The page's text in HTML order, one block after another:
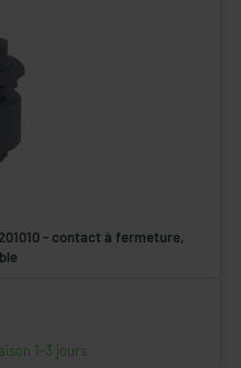
- contact à fermeture,
1-3 jours